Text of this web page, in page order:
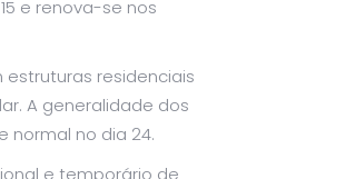
e renova-se nos
estruturas residenciais
A generalidade dos
normal no dia 24.
e temporário de